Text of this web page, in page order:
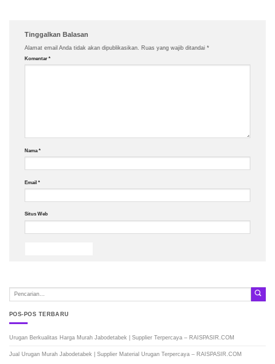
Tinggalkan Balasan
Alamat email Anda tidak akan dipublikasikan. Ruas yang wajib ditandai *
Komentar *
Nama *
Email *
Situs Web
POS-POS TERBARU
Urugan Berkualitas Harga Murah Jabodetabek | Supplier Terpercaya – RAISPASIR.COM
Jual Urugan Murah Jabodetabek | Supplier Material Urugan Terpercaya – RAISPASIR.COM